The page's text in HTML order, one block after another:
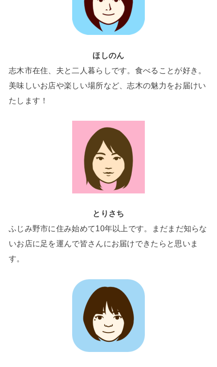
ほしのん
志木市在住、夫と二人暮らしです。食べることが好き。
美味しいお店や楽しい場所など、志木の魅力をお届けい
たします！
とりさち
ふじみ野市に住み始めて10年以上です。まだまだ知らな
いお店に足を運んで皆さんにお届けできたらと思いま
す。